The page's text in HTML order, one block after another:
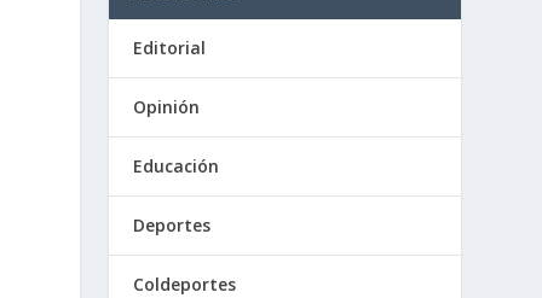
Editorial
Opinión
Educación
Deportes
Coldeportes